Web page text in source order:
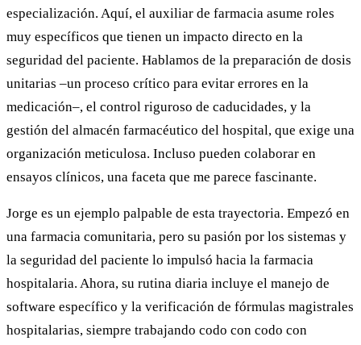
especialización. Aquí, el auxiliar de farmacia asume roles
muy específicos que tienen un impacto directo en la
seguridad del paciente. Hablamos de la preparación de dosis
unitarias –un proceso crítico para evitar errores en la
medicación–, el control riguroso de caducidades, y la
gestión del almacén farmacéutico del hospital, que exige una
organización meticulosa. Incluso pueden colaborar en
ensayos clínicos, una faceta que me parece fascinante.
Jorge es un ejemplo palpable de esta trayectoria. Empezó en
una farmacia comunitaria, pero su pasión por los sistemas y
la seguridad del paciente lo impulsó hacia la farmacia
hospitalaria. Ahora, su rutina diaria incluye el manejo de
software específico y la verificación de fórmulas magistrales
hospitalarias, siempre trabajando codo con codo con